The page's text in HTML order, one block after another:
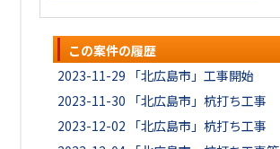
この案件の履歴
2023-11-29
「北広島市」工事開始
2023-11-30
「北広島市」杭打ち工事
2023-12-02
「北広島市」杭打ち工事